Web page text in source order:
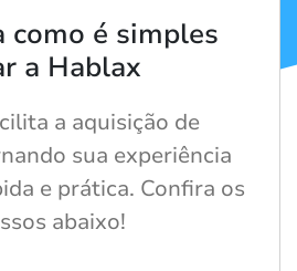
como é simples
a Hablax
a aquisição de
sua experiência
e prática. Confira os
abaixo!